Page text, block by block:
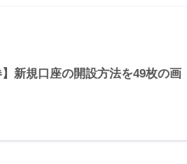
】新規口座の開設方法を49枚の画